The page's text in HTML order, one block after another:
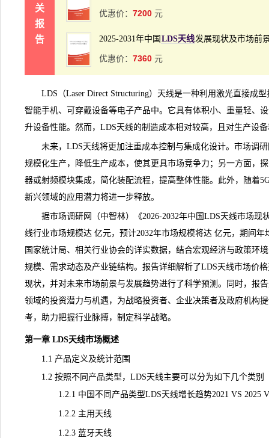
关
报
告
优惠价： 7200 元
2025-2031年中国 LDS天线发展现状及市场前
优惠价： 7360 元
LDS（Laser Direct Structuring）天线是一种利用激光直接成型
智能手机、可穿戴设备等电子产品中。它具有体积小、重量轻、
升设备性能。然而， LDS天线的制造成本相对较高，且对生产设
未来，LDS天线将更加注重成本控制与集成化设计。 市场调
规模化生产，降低生产成本，使其更具市场竞争力；另一方面，
器或射频模块集成，简化装配流程，提高整体性能。此外，随着
新兴领域的应用潜力将进一步释放。
据市场调研网（中智林）《2026-2032年中国LDS天线市场现
线行业市场规模达 亿元，预计2032年市场规模将达 亿元，期间
国家统计局、相关行业协会的详实数据，结合宏观经济与政策环
规模、需求动态及产业链结构。报告详细解析了LDS天线市场价
现状，并对未来市场前景与发展趋势进行了科学预测。同时，报
领域的投资潜力与机遇，为战略投资者、企业决策者及政府机构
考，助力把握行业脉搏，制定科学战略。
第一章 LDS天线市场概述
1.1 产品定义及统计范围
1.2 按照不同产品类型，LDS天线主要可以分为如下几个类别
1.2.1 中国不同产品类型LDS天线增长趋势2021 VS 2025
1.2.2 主用天线
1.2.3 蓝牙天线